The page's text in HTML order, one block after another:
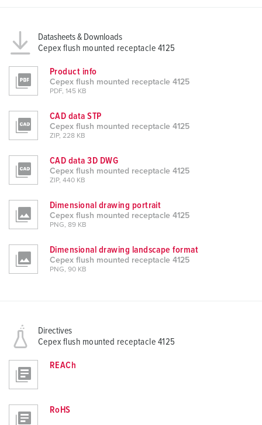
Datasheets & Downloads
Cepex flush mounted receptacle 4125
Product info
Cepex flush mounted receptacle 4125
PDF, 145 KB
CAD data STP
Cepex flush mounted receptacle 4125
ZIP, 228 KB
CAD data 3D DWG
Cepex flush mounted receptacle 4125
ZIP, 440 KB
Dimensional drawing portrait
Cepex flush mounted receptacle 4125
PNG, 89 KB
Dimensional drawing landscape format
Cepex flush mounted receptacle 4125
PNG, 90 KB
Directives
Cepex flush mounted receptacle 4125
REACh
RoHS